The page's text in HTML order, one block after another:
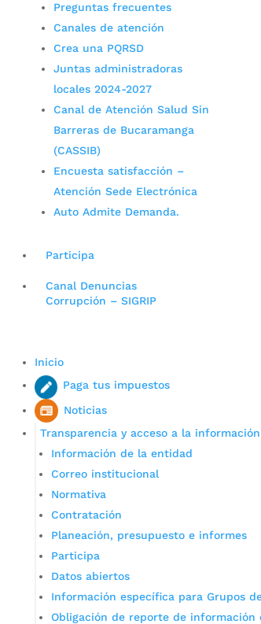
Preguntas frecuentes
Canales de atención
Crea una PQRSD
Juntas administradoras
locales 2024-2027
Canal de Atención Salud Sin
Barreras de Bucaramanga
(CASSIB)
Encuesta satisfacción –
Atención Sede Electrónica
Auto Admite Demanda.
Participa
Canal Denuncias
Corrupción – SIGRIP
Inicio
Paga tus impuestos
Noticias
Transparencia y acceso a la
Información de la entidad
Correo institucional
Normativa
Contratación
Planeación, presupuesto e informes
Participa
Datos abiertos
Información específica para Grupos
Obligación de reporte de